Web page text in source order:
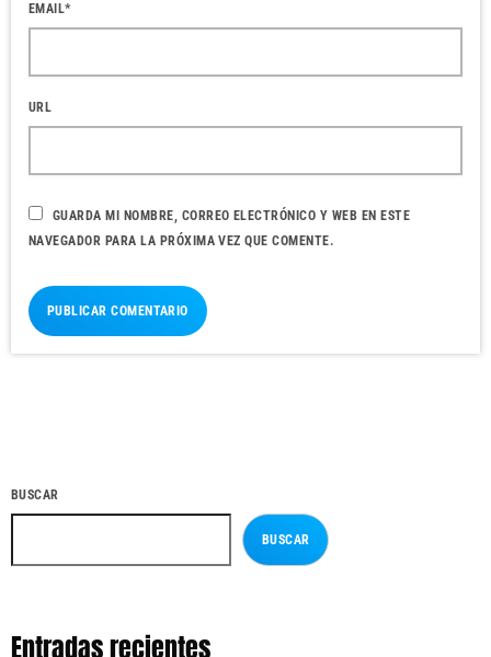
EMAIL*
URL
GUARDA MI NOMBRE, CORREO ELECTRÓNICO Y WEB EN ESTE
NAVEGADOR PARA LA PRÓXIMA VEZ QUE COMENTE.
BUSCAR
BUSCAR
Entradas recientes